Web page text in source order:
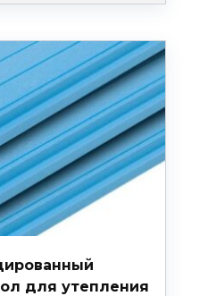
для утепления